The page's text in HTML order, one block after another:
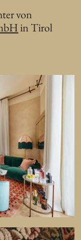
von
in Tirol